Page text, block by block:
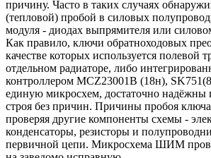
причину. Часто в таких случаях
(тепловой) пробой в силовых
модуля - диодах выпрямителя или
Как правило, ключи обратноходовых
качестве которых используется полевой
отдельном радиаторе, либо
контроллером MCZ23001B (18н),
единую микросхем, достаточно надёжны
строя без причин. Причины пробоя ключа
проверяя другие компоненты схемы -
конденсаторы, резисторы и
первичной цепи. Микросхема ШИМ